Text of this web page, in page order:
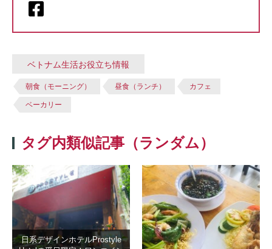
ベトナム生活お役立ち情報
朝食（モーニング） 昼食（ランチ） カフェ
ベーカリー
タグ内類似記事（ランダム）
日系デザインホテルProstyle